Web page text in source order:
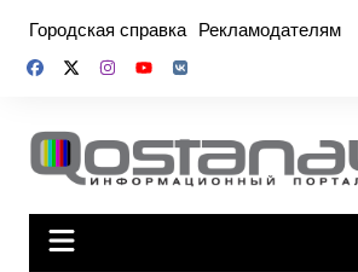
содержимому
Городская справка Рекламодателям